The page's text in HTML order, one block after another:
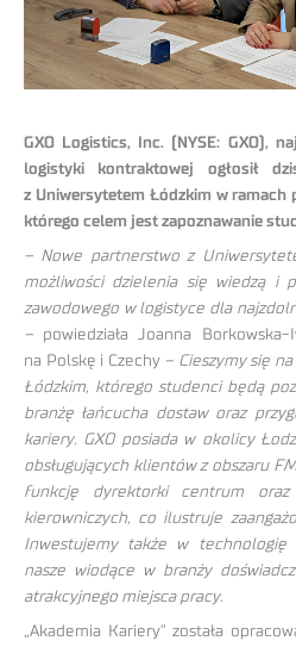
GXO Logistics, Inc. (NYSE: GXO),
logistyki kontraktowej ogłosił
z Uniwersytetem Łódzkim w ramach
którego celem jest zapoznawanie
– Nowe partnerstwo z
możliwości dzielenia się wiedzą i
zawodowego w logistyce dla
– powiedziała Joanna
na Polskę i Czechy – Cieszymy się
Łódzkim, którego studenci będą
branżę łańcucha dostaw oraz
kariery. GXO posiada w okolicy
obsługujących klientów z obszaru
funkcję dyrektorki centrum
kierowniczych, co ilustruje
Inwestujemy także w technologię
nasze wiodące w branży
atrakcyjnego miejsca pracy.
„Akademia Kariery” została